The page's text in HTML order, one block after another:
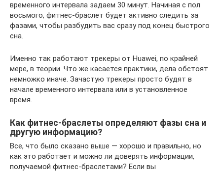
временного интервала задаем 30 минут. Начиная с пол
восьмого, фитнес-браслет будет активно следить за
фазами, чтобы разбудить вас сразу под конец быстрого
сна.
Именно так работают трекеры от Huawei, по крайней
мере, в теории. Что же касается практики, дела обстоят
немножко иначе. Зачастую трекеры просто будят в
начале временного интервала или в установленное
время.
Как фитнес-браслеты определяют фазы сна и
другую информацию?
Все, что было сказано выше — хорошо и правильно, но
как это работает и можно ли доверять информации,
получаемой фитнес-браслетами? Если вы